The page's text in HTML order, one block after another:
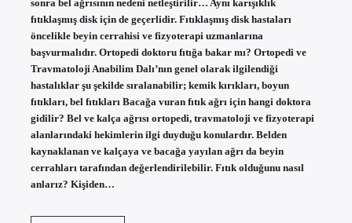
sonra bel ağrısının nedeni netleştirilir… Aynı karışıklık
fıtıklaşmış disk için de geçerlidir. Fıtıklaşmış disk hastaları
öncelikle beyin cerrahisi ve fizyoterapi uzmanlarına
başvurmalıdır. Ortopedi doktoru fıtığa bakar mı? Ortopedi ve
Travmatoloji Anabilim Dalı’nın genel olarak ilgilendiği
hastalıklar şu şekilde sıralanabilir; kemik kırıkları, boyun
fıtıkları, bel fıtıkları Bacağa vuran fıtık ağrı için hangi doktora
gidilir? Bel ve kalça ağrısı ortopedi, travmatoloji ve fizyoterapi
alanlarındaki hekimlerin ilgi duyduğu konulardır. Belden
kaynaklanan ve kalçaya ve bacağa yayılan ağrı da beyin
cerrahları tarafından değerlendirilebilir. Fıtık olduğunu nasıl
anlarız? Kişiden…